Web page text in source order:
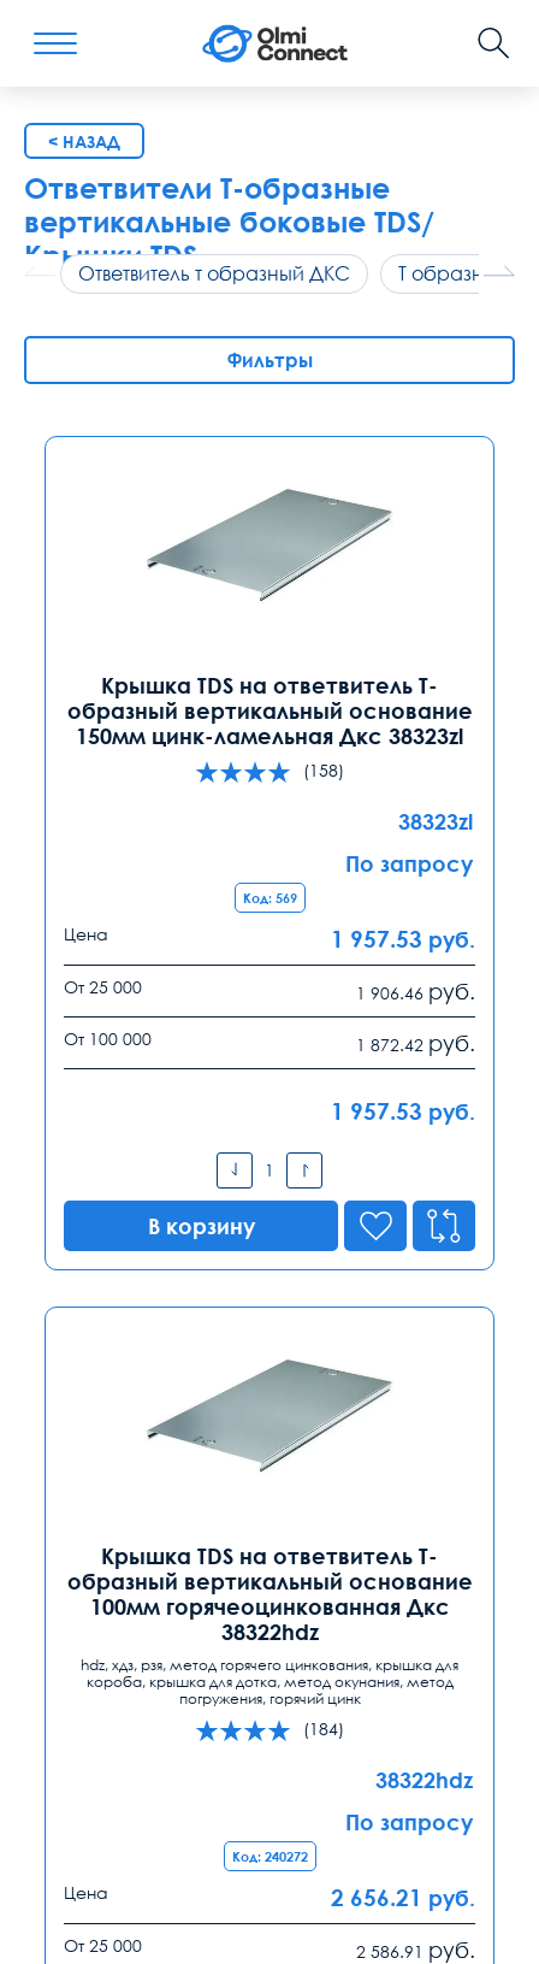
< НАЗАД
Ответвители Т-образные
вертикальные боковые TDS/
Крышки TDS
Ответвитель т образный ДКС Т образный
Фильтры
Крышка TDS на ответвитель Т-
образный вертикальный основание
150мм цинк-ламельная Дкс 38323zl
(158)
38323zl
По запросу
Код: 569
Цена 1 957.53 руб.
От 25 000 1 906.46 руб.
От 100 000 1 872.42 руб.
1 957.53 руб.
В корзину
Крышка TDS на ответвитель Т-
образный вертикальный основание
100мм горячеоцинкованная Дкс
38322hdz
hdz, хдз, рзя, метод горячего цинкования, крышка для
короба, крышка для дотка, метод окунания, метод
погружения, горячий цинк
(184)
38322hdz
По запросу
Код: 240272
Цена 2 656.21 руб.
От 25 000 2 586.91 руб.